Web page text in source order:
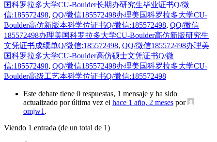
国科罗拉多大学CU-Boulder长期办研究生毕业证书Q/微
信:185572498, QQ/微信185572498办理美国科罗拉多大学CU-
Boulder高仿新版本科学位证书Q/微信:185572498, QQ/微信
185572498办理美国科罗拉多大学CU-Boulder高仿新版研究生
文凭证书成绩单Q/微信:185572498, QQ/微信185572498办理美
国科罗拉多大学CU-Boulder高仿硕士文凭证书Q/微
信:185572498, QQ/微信185572498办理美国科罗拉多大学CU-
Boulder高级工艺本科学位证书Q/微信:185572498
Este debate tiene 0 respuestas, 1 mensaje y ha sido
actualizado por última vez el hace 1 año, 2 meses por
omjw1 .
Viendo 1 entrada (de un total de 1)